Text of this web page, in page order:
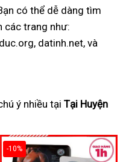
có thể dễ dàng tìm
các trang như:
datinh.net, và
ý nhiều tại Tại Huyện
-10%